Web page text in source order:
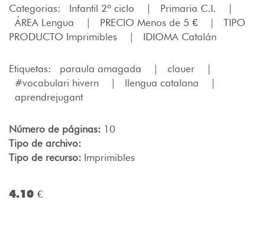
Categorias: Infantil 2º ciclo | Primaria C.I.
|
ÁREA Lengua
| PRECIO Menos de 5 € |
TIPO
PRODUCTO Imprimibles
| IDIOMA Catalán
Etiquetas: paraula amagada | clauer
|
#vocabulari hivern
| llengua catalana
|
aprendrejugant
Número de páginas: 10
Tipo de archivo:
Tipo de recurso: Imprimibles
4.10 €